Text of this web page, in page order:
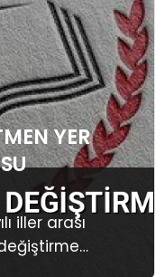
YER
iller arası